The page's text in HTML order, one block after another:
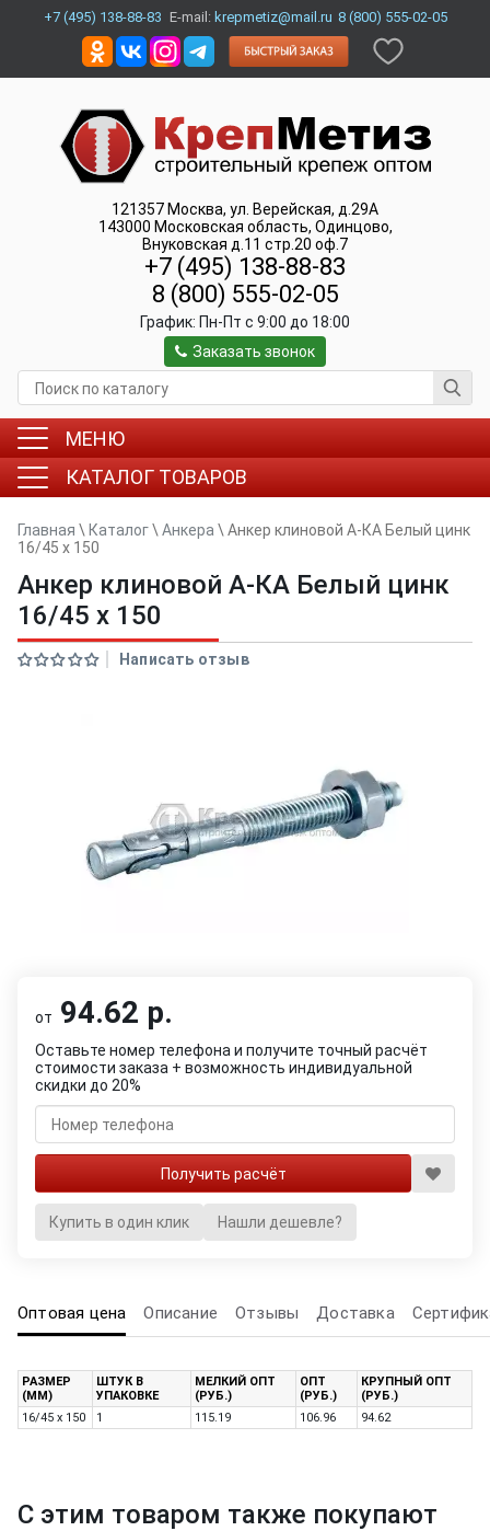
+7 (495) 138-88-83 E-mail: krepmetiz@mail.ru 8 (800) 555-02-05
121357 Москва, ул. Верейская, д.29А
143000 Московская область, Одинцово,
Внуковская д.11 стр.20 оф.7
+7 (495) 138-88-83
8 (800) 555-02-05
График: Пн-Пт c 9:00 до 18:00
Заказать звонок
МЕНЮ
КАТАЛОГ ТОВАРОВ
Главная \ Каталог\ Анкера \ Анкер клиновой А-КА Белый цинк
16/45 x 150
Анкер клиновой А-КА Белый цинк
16/45 x 150
Написать отзыв
от 94.62 р.
Оставьте номер телефона и получите точный расчёт
стоимости заказа + возможность индивидуальной
скидки до 20%
Купить в один клик Нашли дешевле?
Оптовая цена Описание Отзывы Доставка
РАЗМЕР
(ММ)
ШТУК В
УПАКОВКЕ
МЕЛКИЙ ОПТ
(РУБ.)
ОПТ
(РУБ.)
КРУПНЫЙ ОПТ
(РУБ.)
16/45 x 150
1 115.19 106.96 94.62
С этим товаром также покупают